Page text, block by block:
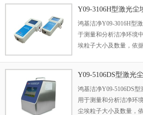
Y09-3106H型激光尘
鸿基洁净Y09-3016H型
于测量和分析洁净环境
埃粒子大小及数量，依
电子、生物制品、航空
检测
Y09-5106DS型激光
鸿基洁净Y09-5106DS
用于测量和分析洁净环
尘埃粒子大小及数量，